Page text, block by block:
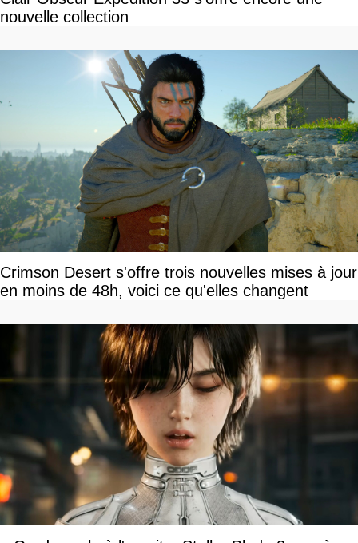
nouvelle collection
Crimson Desert s'offre trois nouvelles mises à jour
en moins de 48h, voici ce qu'elles changent